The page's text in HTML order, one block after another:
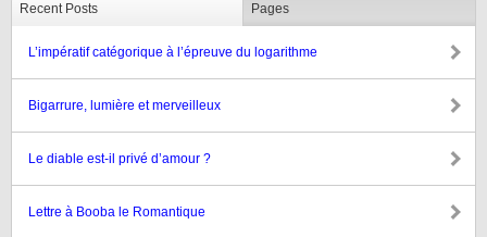
Recent Posts Pages
L’impératif catégorique à l’épreuve du logarithme
Bigarrure, lumière et merveilleux
Le diable est-il privé d’amour ?
Lettre à Booba le Romantique